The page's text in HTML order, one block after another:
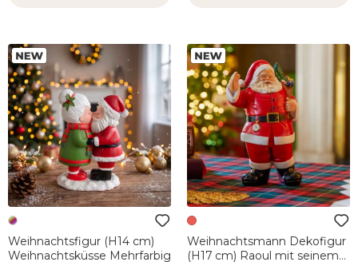
Weihnachtsfigur (H14 cm)
Weihnachtsküsse Mehrfarbig
Weihnachtsmann Dekofigur
(H17 cm) Raoul mit seinem